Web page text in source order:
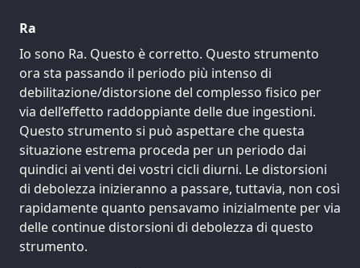
Ra
Io sono Ra. Questo è corretto. Questo strumento
ora sta passando il periodo più intenso di
debilitazione/distorsione del complesso fisico per
via dell’effetto raddoppiante delle due ingestioni.
Questo strumento si può aspettare che questa
situazione estrema proceda per un periodo dai
quindici ai venti dei vostri cicli diurni. Le distorsioni
di debolezza inizieranno a passare, tuttavia, non così
rapidamente quanto pensavamo inizialmente per via
delle continue distorsioni di debolezza di questo
strumento.